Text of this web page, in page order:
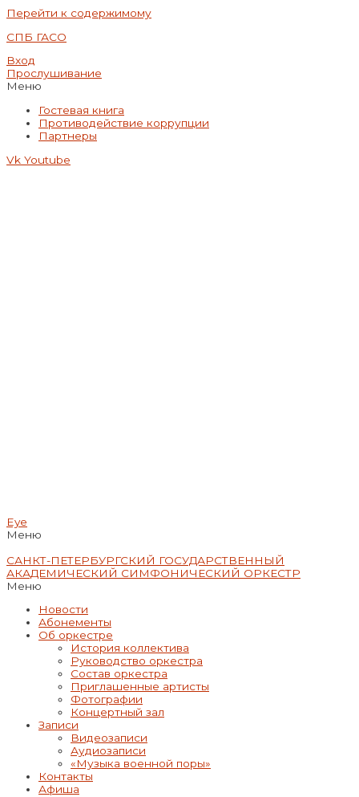
Перейти к содержимому
СПБ ГАСО
Вход
Прослушивание
Меню
Гостевая книга
Противодействие коррупции
Партнеры
Vk Youtube
Eye
Меню
САНКТ-ПЕТЕРБУРГСКИЙ ГОСУДАРСТВЕННЫЙ
АКАДЕМИЧЕСКИЙ СИМФОНИЧЕСКИЙ ОРКЕСТР
Меню
Новости
Абонементы
Об оркестре
История коллектива
Руководство оркестра
Состав оркестра
Приглашенные артисты
Фотографии
Концертный зал
Записи
Видеозаписи
Аудиозаписи
«Музыка военной поры»
Контакты
Афиша